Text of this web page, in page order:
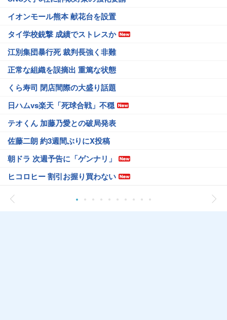
イオンモール熊本 献花台を設置
タイ学校銃撃 成績でストレスか
江別集団暴行死 裁判長強く非難
正常な組織を誤摘出 重篤な状態
くら寿司 閉店間際の大盛り話題
日ハムvs楽天「死球合戦」不穏
テオくん 加藤乃愛との破局発表
佐藤二朗 約3週間ぶりにX投稿
朝ドラ 次週予告に「ゲンナリ」
ヒコロヒー 割引お握り買わない